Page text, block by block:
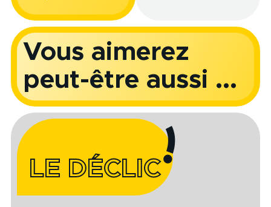
Vous aimerez
peut-être aussi ...
LE DÉCLIC